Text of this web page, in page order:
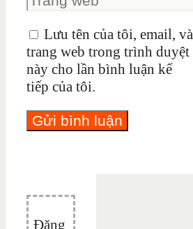
Lưu tên của tôi, email, và
trang web trong trình duyệt
này cho lần bình luận kế
tiếp của tôi.
Đăng